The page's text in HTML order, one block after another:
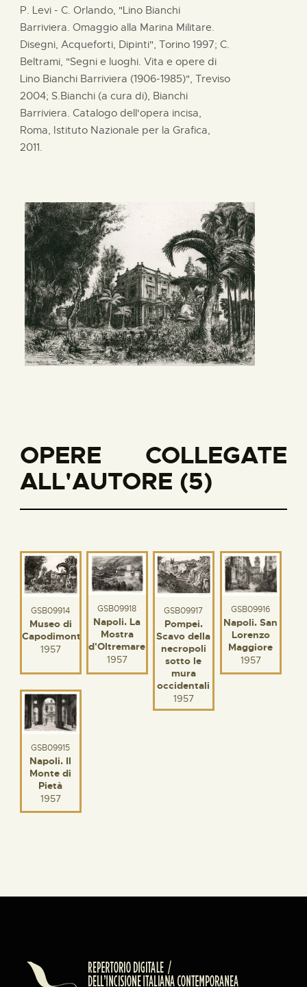
P. Levi - C. Orlando, "Lino Bianchi
Barriviera. Omaggio alla Marina Militare.
Disegni, Acqueforti, Dipinti", Torino 1997; C.
Beltrami, "Segni e luoghi. Vita e opere di
Lino Bianchi Barriviera (1906-1985)", Treviso
2004; S.Bianchi (a cura di), Bianchi
Barriviera. Catalogo dell'opera incisa,
Roma, Istituto Nazionale per la Grafica,
2011.
OPERE COLLEGATE
ALL'AUTORE (5)
GSB09914
Museo di
Capodimonte
1957
GSB09918
Napoli. La
Mostra
d'Oltremare
1957
GSB09917
Pompei.
Scavo della
necropoli
sotto le
mura
occidentali
1957
GSB09916
Napoli. San
Lorenzo
Maggiore
1957
GSB09915
Napoli. Il
Monte di
Pietà
1957